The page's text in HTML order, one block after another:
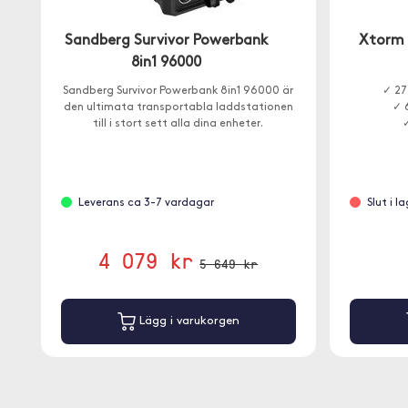
Sandberg Survivor Powerbank
8in1 96000
Sandberg Survivor Powerbank 8in1 96000 är
den ultimata transportabla laddstationen
till i stort sett alla dina enheter.
Leverans ca 3-7 vardagar
4 079 kr 5 649 kr
Lägg i varukorgen
Xtorm
✓
✓
Slut i